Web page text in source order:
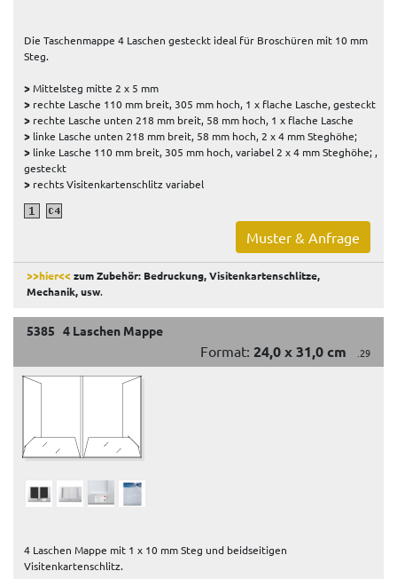
Die Taschenmappe 4 Laschen gesteckt ideal für Broschüren mit 10 mm
Steg.
>Mittelsteg mitte 2 x 5 mm
> rechte Lasche 110 mm breit, 305 mm hoch, 1 x flache Lasche, gesteckt
> rechte Lasche unten 218 mm breit, 58 mm hoch, 1 x flache Lasche
> linke Lasche unten 218 mm breit, 58 mm hoch, 2 x 4 mm Steghöhe;
> linke Lasche 110 mm breit, 305 mm hoch, variabel 2 x 4 mm Steghöhe; ,
gesteckt
> rechts Visitenkartenschlitz variabel
Muster & Anfrage
>>hier<<zum Zubehör: Bedruckung, Visitenkartenschlitze,
Mechanik, usw.
5385 4 Laschen Mappe
Format: 24,0 x 31,0 cm .29
4 Laschen Mappe mit 1 x 10 mm Steg und beidseitigen
Visitenkartenschlitz.